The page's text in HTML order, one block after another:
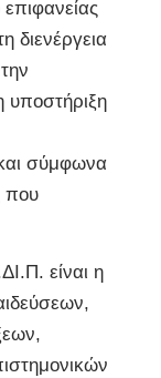
διενέργεια
υποστήριξη
σύμφωνα
που
είναι η